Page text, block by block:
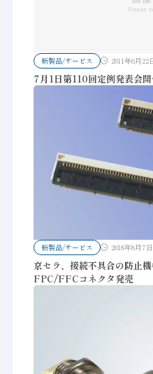
新製品/サービス 2011年6月22
7月1日第110回定例発表会
新製品/サービス 2018年8月7日
京セラ、接続不具合の防止
FPC/FFCコネクタ発売